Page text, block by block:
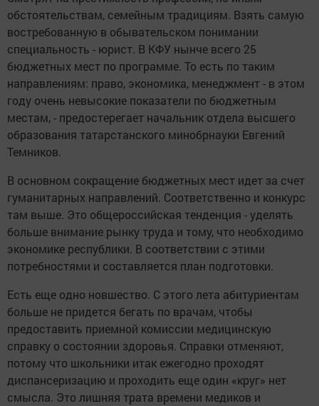
обстоятельствам, семейным традициям. Взять самую
востребованную в обывательском понимании
специальность - юрист. В КФУ нынче всего 25
бюджетных мест по программе. То есть по таким
направлениям: право, экономика, менеджмент - в этом
году очень невысокие показатели по бюджетным
местам, - предостерегает начальник отдела высшего
образования татарстанского минобрнауки Евгений
Темников.
В основном сокращение бюджетных мест идет за счет
гуманитарных направлений. Соответственно и конкурс
там выше. Это общероссийская тенденция - уделять
больше внимание рынку труда и тому, что необходимо
экономике республики. В соответствии с этими
потребностями и составляется план подготовки.
Есть еще одно новшество. С этого лета абитуриентам
больше не придется бегать по врачам, чтобы
предоставить приемной комиссии медицинскую
справку о состоянии здоровья. Справки отменяют,
потому что школьники итак ежегодно проходят
диспансеризацию и проходить еще один «круг» нет
смысла. Это лишняя трата времени медиков и